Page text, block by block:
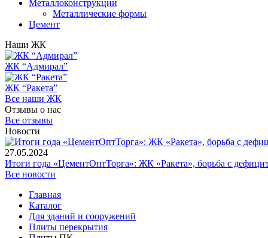
Металлоконструкции
Металлические формы
Цемент
Наши ЖК
ЖК “Адмирал”
ЖК “Ракета”
Все наши ЖК
Отзывы о нас
Все отзывы
Новости
27.05.2024
Итоги года «ЦементОптТорга»: ЖК «Ракета», борьба с
Все новости
Главная
Каталог
Для зданий и сооружений
Плиты перекрытия